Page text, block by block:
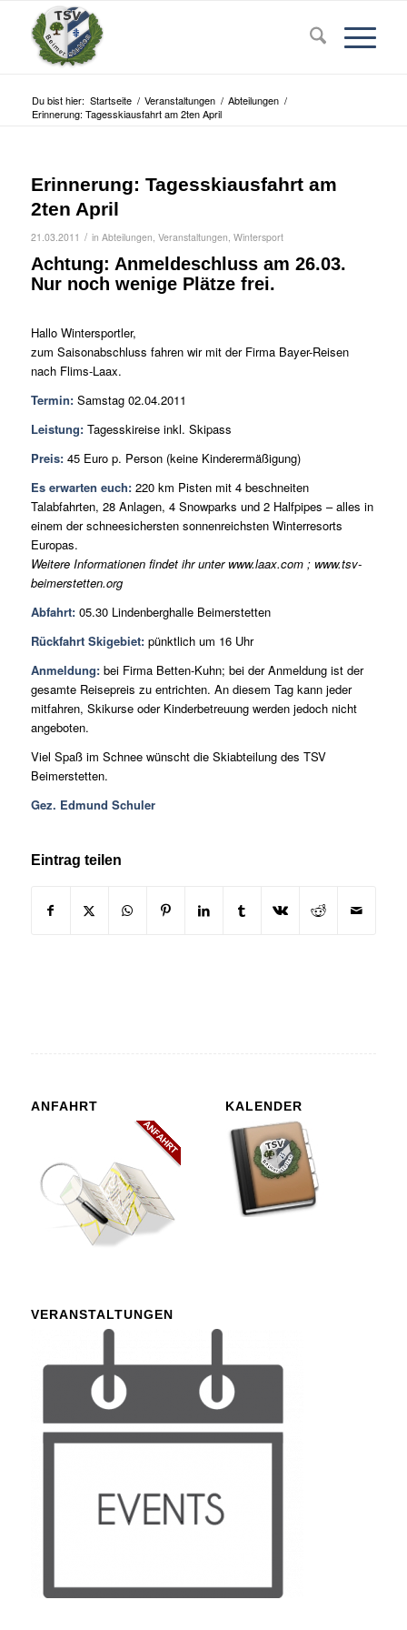
Du bist hier: Startseite / Veranstaltungen / Abteilungen /
Erinnerung: Tagesskiausfahrt am 2ten April
Erinnerung: Tagesskiausfahrt am
2ten April
21.03.2011 / in Abteilungen, Veranstaltungen, Wintersport
Achtung: Anmeldeschluss am 26.03.
Nur noch wenige Plätze frei.
Hallo Wintersportler,
zum Saisonabschluss fahren wir mit der Firma Bayer-Reisen
nach Flims-Laax.
Termin:Samstag 02.04.2011
Leistung:Tagesskireise inkl. Skipass
Preis:45 Euro p. Person (keine Kinderermäßigung)
Es erwarten euch:220 km Pisten mit 4 beschneiten
Talabfahrten, 28 Anlagen, 4 Snowparks und 2 Halfpipes – alles in
einem der schneesichersten sonnenreichsten Winterresorts
Europas.
Weitere Informationen findet ihr unter www.laax.com ; www.tsv-
beimerstetten.org
Abfahrt:05.30 Lindenberghalle Beimerstetten
Rückfahrt Skigebiet:pünktlich um 16 Uhr
Anmeldung:bei Firma Betten-Kuhn; bei der Anmeldung ist der
gesamte Reisepreis zu entrichten. An diesem Tag kann jeder
mitfahren, Skikurse oder Kinderbetreuung werden jedoch nicht
angeboten.
Viel Spaß im Schnee wünscht die Skiabteilung des TSV
Beimerstetten.
Gez. Edmund Schuler
Eintrag teilen
ANFAHRT KALENDER
VERANSTALTUNGEN